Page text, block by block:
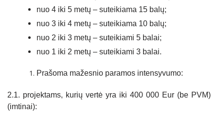
nuo 4 iki 5 metų – suteikiama 15 balų;
nuo 3 iki 4 metų – suteikiama 10 balų;
nuo 2 iki 3 metų – suteikiami 5 balai;
nuo 1 iki 2 metų – suteikiami 3 balai.
Prašoma mažesnio paramos intensyvumo:
2.1. projektams, kurių vertė yra iki 400 000 Eur (be PVM)
(imtinai):